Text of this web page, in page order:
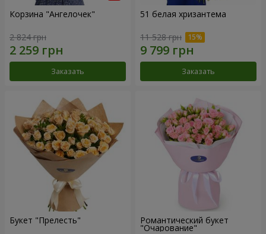
Корзина "Ангелочек"
2 824 грн
Заказать
51 белая хризантема
11 528 грн
Заказать
Букет "Прелесть" Романтический букет
"Очарование"